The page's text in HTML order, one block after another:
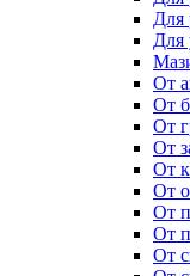
Для
Для
От
От
От
От
От
От
От
От
От